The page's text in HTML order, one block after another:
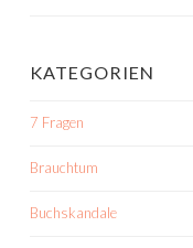
KATEGORIEN
7 Fragen
Brauchtum
Buchskandale